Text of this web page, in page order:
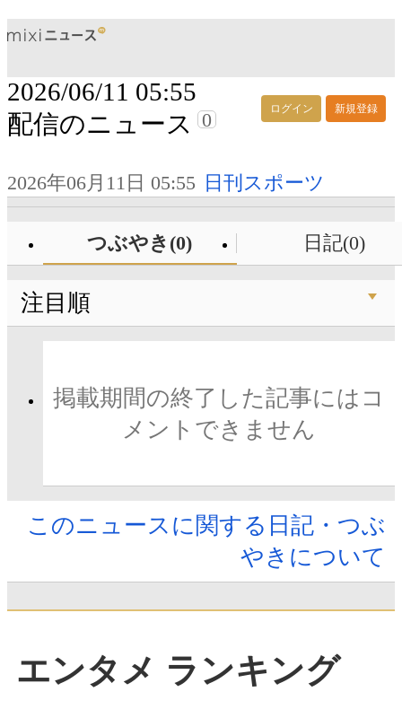
ログイン 新規登録
2026/06/11 05:55
配信のニュース
0
2026年06月11日 05:55 日刊スポーツ
つぶやき(0) 日記(0)
注目順
掲載期間の終了した記事にはコ
メントできません
このニュースに関する日記・つぶ
やきについて
エンタメ ランキング